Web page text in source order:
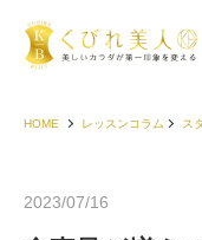
HOME レッスンコラム ス
2023/07/16